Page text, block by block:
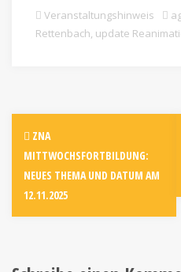
Veranstaltungshinweis
Rettenbach, update
ZNA
MITTWOCHSFORTBILDUNG:
NEUES THEMA UND DATUM AM
12.11.2025